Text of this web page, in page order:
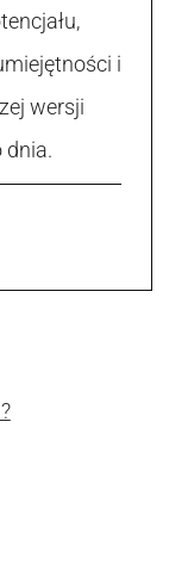
i
wersji
dnia.